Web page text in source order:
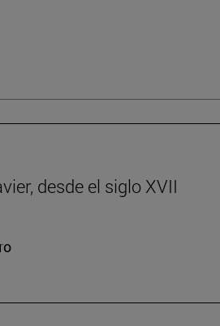
desde el siglo XVII